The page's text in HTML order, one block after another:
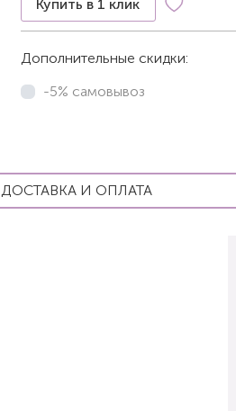
Купить в 1 клик
Дополнительные скидки:
-5% самовывоз
ДОСТАВКА И ОПЛАТА